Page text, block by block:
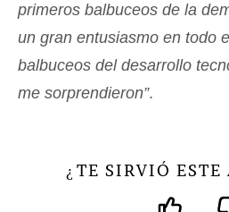
primeros balbuceos de la
un gran entusiasmo en todo
balbuceos del desarrollo
me sorprendieron”.
¿ TE SIRVIÓ ESTE